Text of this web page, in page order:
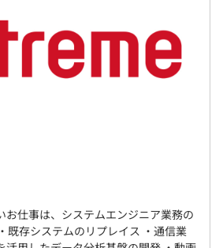
お仕事は、システムエンジニア業務の
既存システムのリプレイス ・通信業